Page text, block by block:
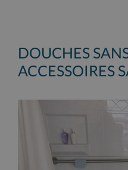
DOUCHES
ACCESSOIRES